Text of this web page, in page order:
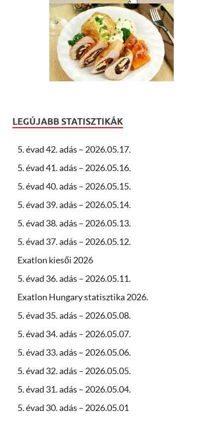
LEGÚJABB STATISZTIKÁK
5. évad 42. adás – 2026.05.17.
5. évad 41. adás – 2026.05.16.
5. évad 40. adás – 2026.05.15.
5. évad 39. adás – 2026.05.14.
5. évad 38. adás – 2026.05.13.
5. évad 37. adás – 2026.05.12.
Exatlon kiesői 2026
5. évad 36. adás – 2026.05.11.
Exatlon Hungary statisztika 2026.
5. évad 35. adás – 2026.05.08.
5. évad 34. adás – 2026.05.07.
5. évad 33. adás – 2026.05.06.
5. évad 32. adás – 2026.05.05.
5. évad 31. adás – 2026.05.04.
5. évad 30. adás – 2026.05.01